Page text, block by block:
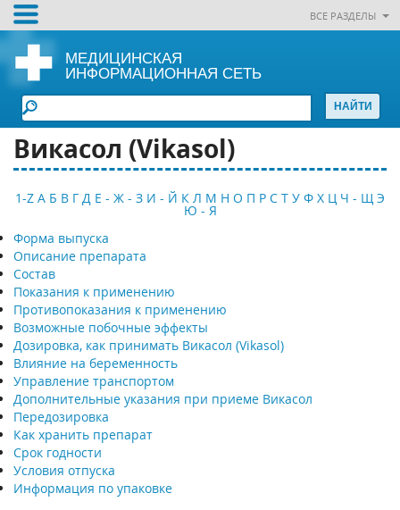
ВСЕ РАЗДЕЛЫ
МЕДИЦИНСКАЯ
ИНФОРМАЦИОННАЯ СЕТЬ
Викасол (Vikasol)
1-Z А Б В Г Д Е - Ж - З И - Й К Л М Н О П Р С Т У Ф Х Ц Ч - Щ Э
Ю - Я
Форма выпуска
Описание препарата
Состав
Показания к применению
Противопоказания к применению
Возможные побочные эффекты
Дозировка, как принимать Викасол (Vikasol)
Влияние на беременность
Управление транспортом
Дополнительные указания при приеме Викасол
Передозировка
Как хранить препарат
Срок годности
Условия отпуска
Информация по упаковке